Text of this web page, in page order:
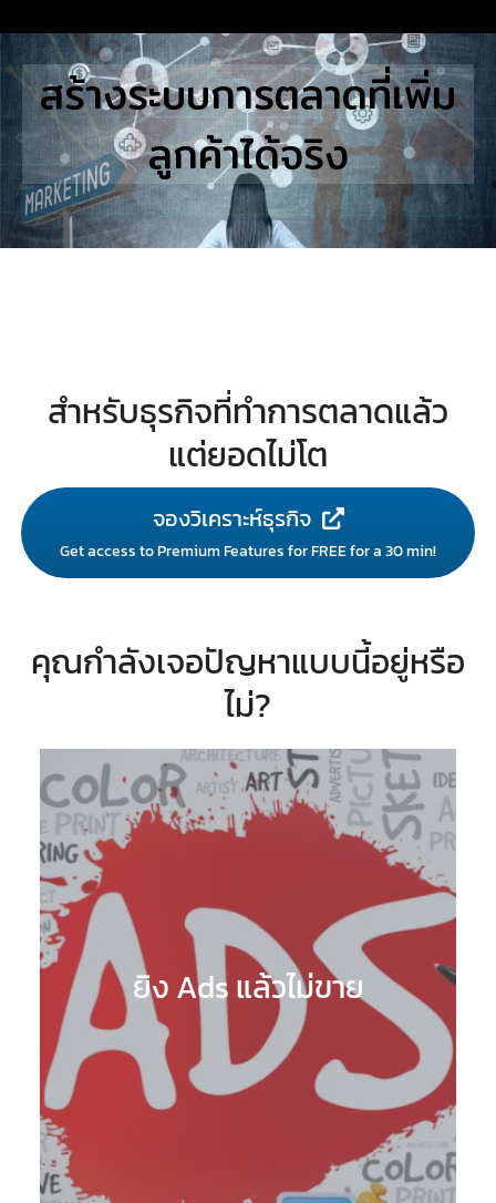
to
content
STUDIES
Search
for:สร้างระบบการตลาดที่เพิ่ม
ลูกค้าได้จริง
สำหรับธุรกิจที่ทำการตลาดแล้ว
แต่ยอดไม่โต
จองวิเคราะห์ธุรกิจ
Get access to Premium Features for FREE for a 30 min!
คุณกำลังเจอปัญหาแบบนี้อยู่หรือ
ไม่?
ยิง Ads แล้วไม่ขาย